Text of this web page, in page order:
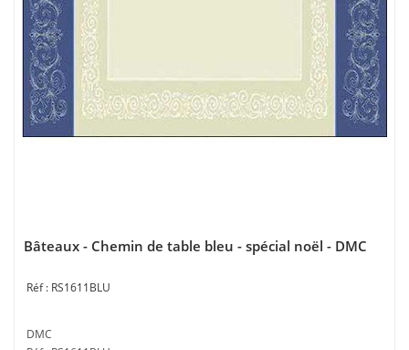
Bâteaux - Chemin de table bleu - spécial noël - DMC
RS1611BLU
DMC